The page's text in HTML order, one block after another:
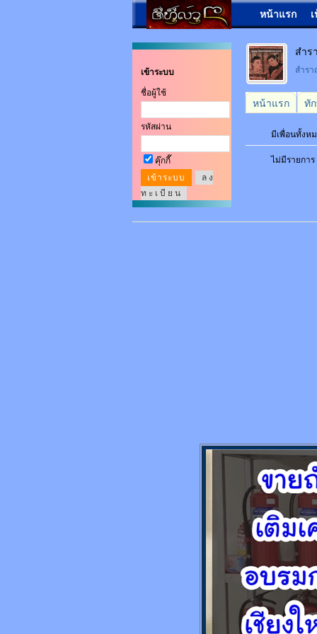
หน้าแรก
เข้าระบบ
ชื่อผู้ใช้
รหัสผ่าน
คุ๊กกี๊
ล ง
ท ะ เ บี ย น
สำร
สำร
หน้าแรก ทั
มีเพื่อนทั้งห
ไม่มีรายการ